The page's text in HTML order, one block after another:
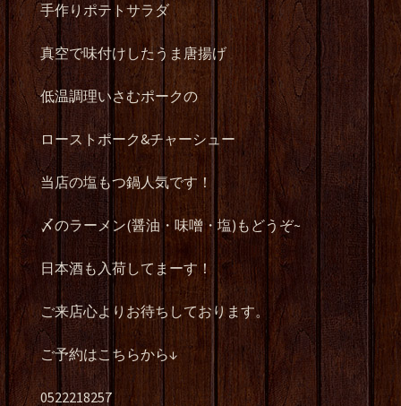
手作りポテトサラダ
真空で味付けしたうま唐揚げ
低温調理いさむポークの
ローストポーク&チャーシュー
当店の塩もつ鍋人気です！
〆のラーメン(醤油・味噌・塩)もどうぞ~
日本酒も入荷してまーす！
ご来店心よりお待ちしております。
ご予約はこちらから↓
0522218257